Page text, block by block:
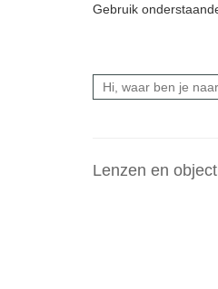
Gebruik
Lenzen en